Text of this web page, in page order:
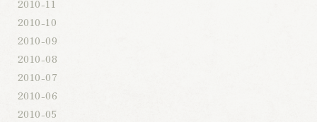
2010-11
2010-10
2010-09
2010-08
2010-07
2010-06
2010-05